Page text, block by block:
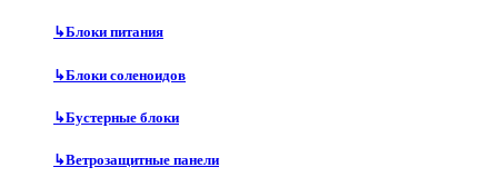
↳Блоки питания
↳Блоки соленоидов
↳Бустерные блоки
↳Ветрозащитные панели